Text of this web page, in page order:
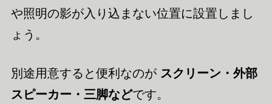
や照明の影が入り込まない位置に設置しまし
ょう。
別途用意すると便利なのが スクリーン・外部
スピーカー・三脚などです。